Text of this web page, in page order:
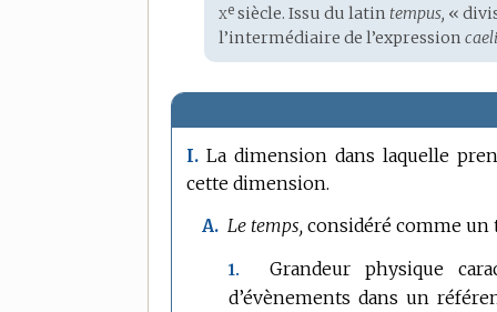
Étymologie
:
xe siècle. Issu dulatin tempus, «
l’intermédiaire de l’expression
I. La dimension dans laquelle
cette dimension.
A. Le temps, considéré comme
1.
Grandeur physique
d’évènements dans un